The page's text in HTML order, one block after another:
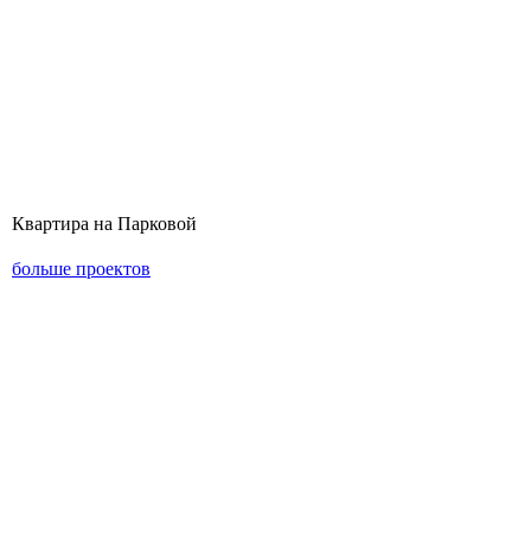
Квартира на Парковой
больше проектов